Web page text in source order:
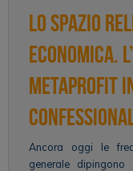
Lo spazio
economica.
metaprofit
Ancora oggi le
generale